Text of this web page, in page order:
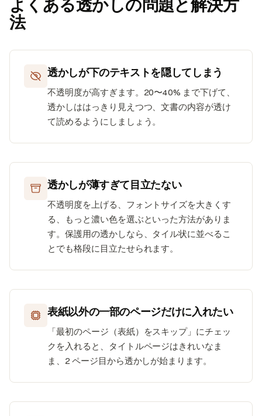
よくある透かしの問題と解決方
法
透かしが下のテキストを隠してしまう
不透明度が高すぎます。20〜40% まで下げて、
透かしははっきり見えつつ、文書の内容が透け
て読めるようにしましょう。
透かしが薄すぎて目立たない
不透明度を上げる、フォントサイズを大きくす
る、もっと濃い色を選ぶといった方法がありま
す。保護用の透かしなら、タイル状に並べるこ
とでも格段に目立たせられます。
表紙以外の一部のページだけに入れたい
「最初のページ（表紙）をスキップ」にチェッ
クを入れると、タイトルページはきれいなま
ま、2 ページ目から透かしが始まります。